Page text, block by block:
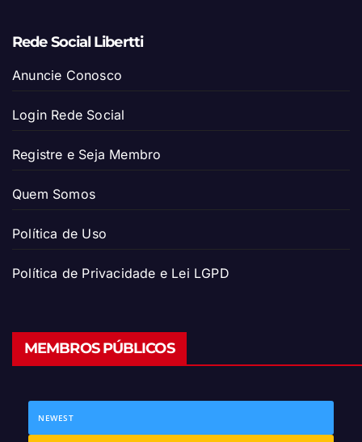
Rede Social Libertti
Anuncie Conosco
Login Rede Social
Registre e Seja Membro
Quem Somos
Política de Uso
Política de Privacidade e Lei LGPD
MEMBROS PÚBLICOS
NEWEST